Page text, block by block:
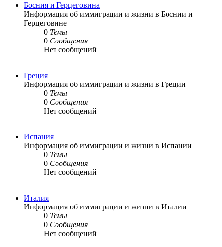
Босния и Герцеговина
Информация об иммиграции и жизни в Боснии и
Герцеговине
0 Темы
0 Сообщения
Нет сообщений
Греция
Информация об иммиграции и жизни в Греции
0 Темы
0 Сообщения
Нет сообщений
Испания
Информация об иммиграции и жизни в Испании
0 Темы
0 Сообщения
Нет сообщений
Италия
Информация об иммиграции и жизни в Италии
0 Темы
0 Сообщения
Нет сообщений